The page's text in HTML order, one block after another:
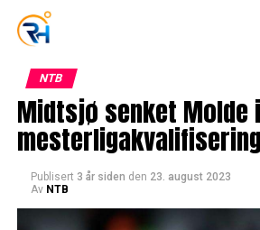
NTB
Midtsjø senket Molde i
Publisert 3 år siden den 23. august 2023
Av NTB